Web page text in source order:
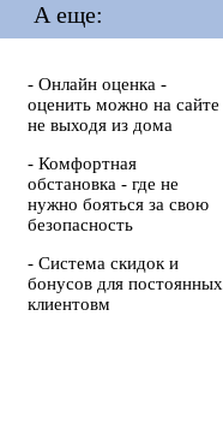
А еще:
- Онлайн оценка -
оценить можно на сайте
не выходя из дома
- Комфортная
обстановка - где не
нужно бояться за свою
безопасность
- Система скидок и
бонусов для постоянных
клиентовм